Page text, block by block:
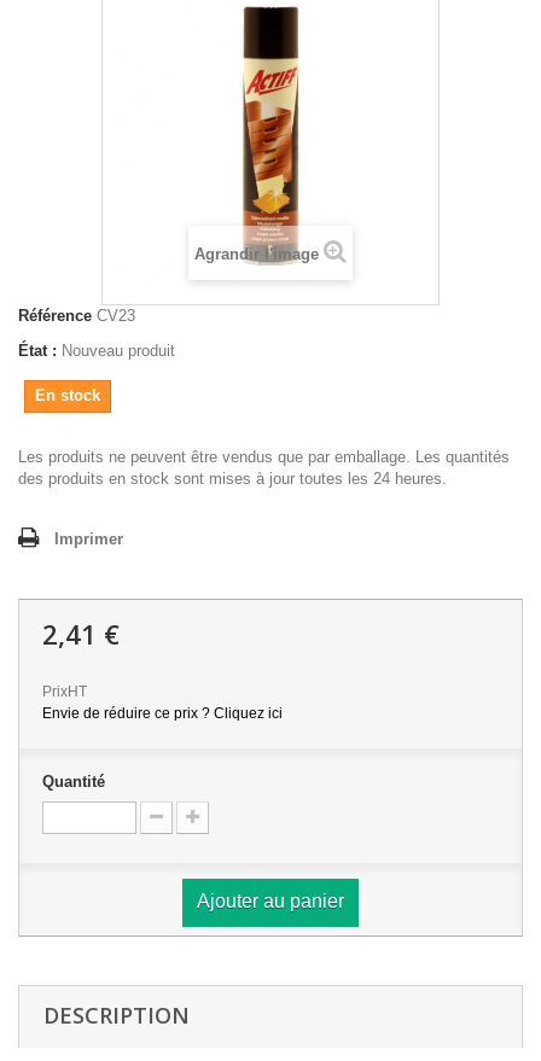
Agrandir l'image
Référence CV23
État : Nouveau produit
En stock
Les produits ne peuvent être vendus que par emballage. Les quantités
des produits en stock sont mises à jour toutes les 24 heures.
Imprimer
2,41 €
PrixHT
Envie de réduire ce prix ? Cliquez ici
Quantité
Ajouter au panier
DESCRIPTION